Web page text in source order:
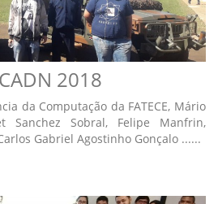
2018
da Computação da FATECE, Mário
Sanchez Sobral, Felipe Manfrin,
Gabriel Agostinho Gonçalo ......